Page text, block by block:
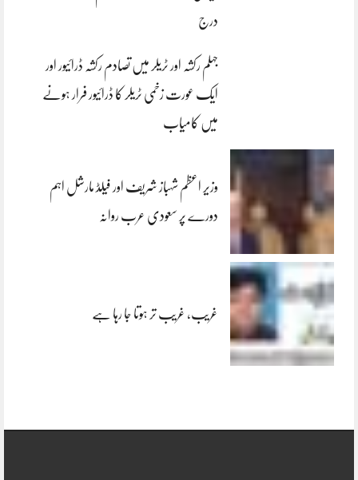
درج
جہلم رکشہ اور ٹریلر میں تصادم رکشہ ڈرائیور اور
ایک عورت زخمی ٹریلر کا ڈرائیور فرار ہونے
میں کامیاب
وزیر اعظم شہباز شریف اور فیلڈ مارشل اہم
دورے پر سعودی عرب روانہ
غریب، غریب تر ہوتا جا رہا ہے